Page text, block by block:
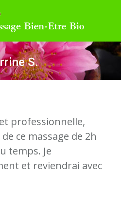
S.
Vous êtes ici :
professionnelle,
ce massage de 2h
temps. Je
et reviendrai avec